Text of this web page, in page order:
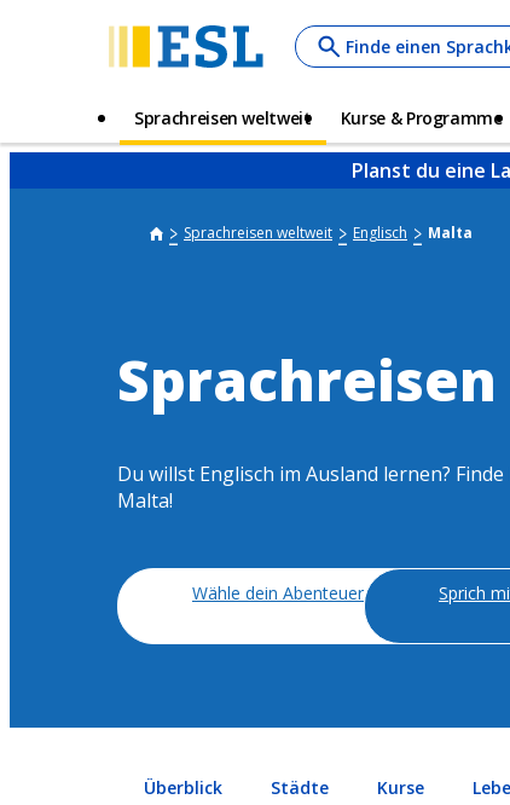
Finde einen
Sprachreisen weltweit Kurse & Programme
Planst du eine
Sprachreisen weltweit Englisch Malta
Du willst Englisch im Ausland lernen?
Malta!
Wähle dein Abenteuer Sprich
Überblick Städte Kurse